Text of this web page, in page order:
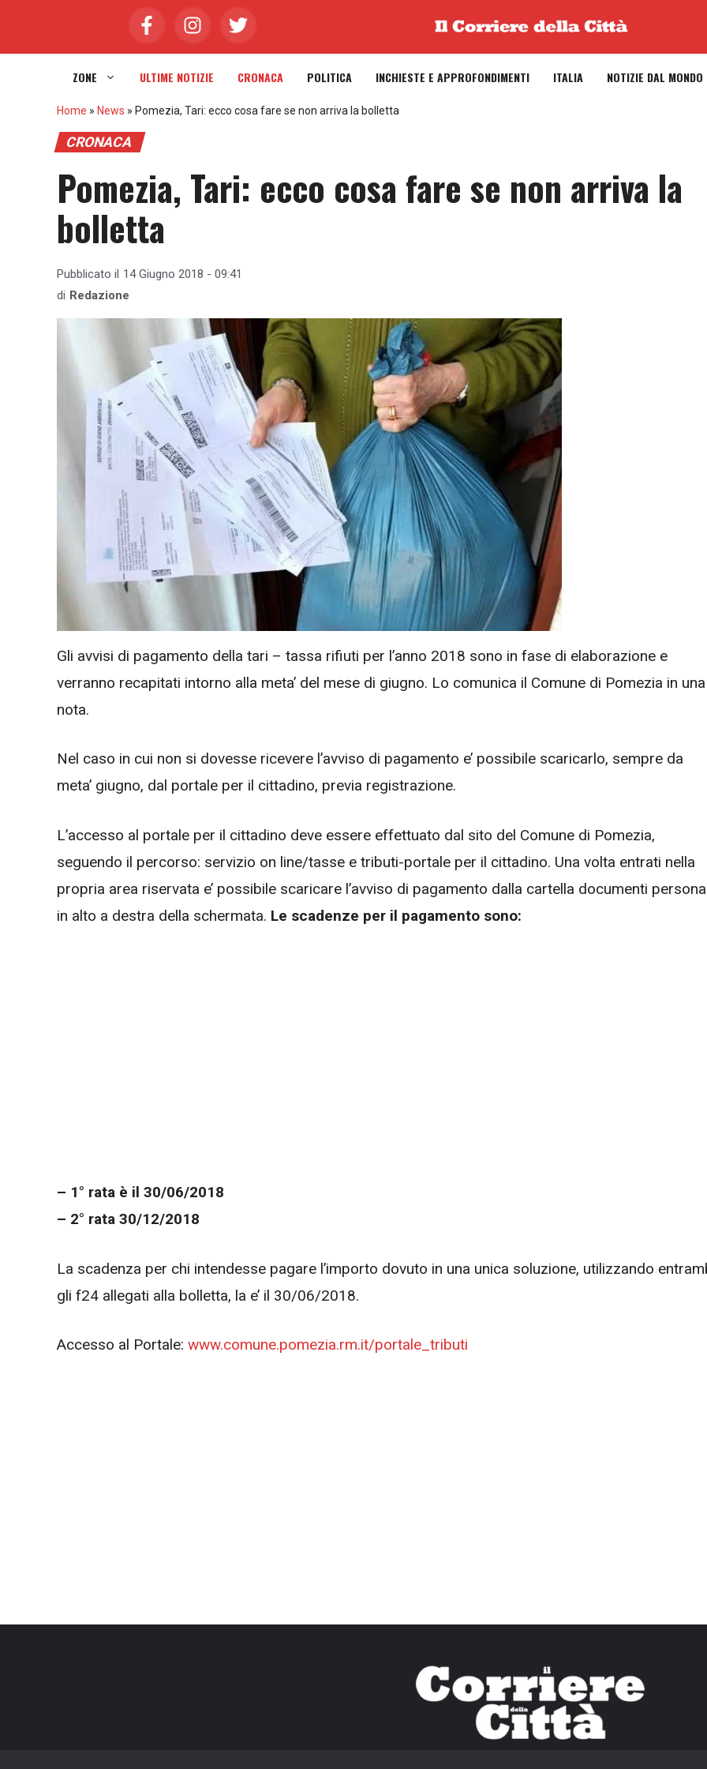
ZONE ULTIME NOTIZIE CRONACA POLITICA INCHIESTE E APPROFONDIMENTI ITALIA NOTIZIE DAL MONDO
Home » News » Pomezia, Tari: ecco cosa fare se non arriva la bolletta
CRONACA
Pomezia, Tari: ecco cosa fare se non arriva la
bolletta
Pubblicato il 14 Giugno 2018 - 09:41
di Redazione
Gli avvisi di pagamento della tari – tassa rifiuti per l’anno 2018 sono in fase di elaborazione e
verranno recapitati intorno alla meta’ del mese di giugno. Lo comunica il Comune di Pomezia in una
nota.
Nel caso in cui non si dovesse ricevere l’avviso di pagamento e’ possibile scaricarlo, sempre da
meta’ giugno, dal portale per il cittadino, previa registrazione.
L’accesso al portale per il cittadino deve essere effettuato dal sito del Comune di Pomezia,
seguendo il percorso: servizio on line/tasse e tributi-portale per il cittadino. Una volta entrati nella
propria area riservata e’ possibile scaricare l’avviso di pagamento dalla cartella documenti
in alto a destra della schermata. Le scadenze per il pagamento sono:
– 1° rata è il 30/06/2018
– 2° rata 30/12/2018
La scadenza per chi intendesse pagare l’importo dovuto in una unica soluzione, utilizzando
gli f24 allegati alla bolletta, la e’ il 30/06/2018.
Accesso al Portale: www.comune.pomezia.rm.it/portale_tributi